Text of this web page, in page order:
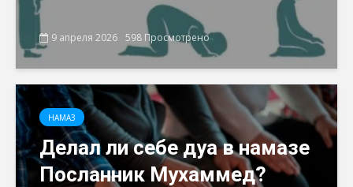
9 апреля 2026 598 Просмотрено
НАМАЗ
Делал ли себе дуа в намазе
Посланник Мухаммед?